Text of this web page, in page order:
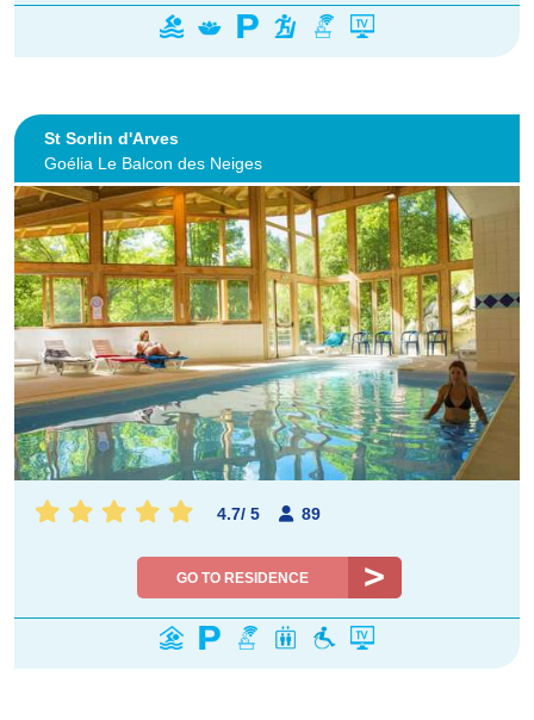
St Sorlin d'Arves
Goélia Le Balcon des Neiges
4.7/ 5 89
GO TO RESIDENCE